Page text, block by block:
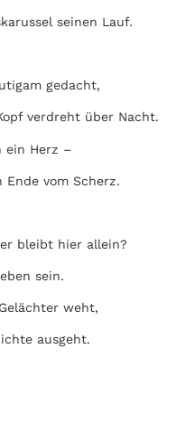
seinen Lauf.
gedacht,
verdreht über Nacht.
ein Herz –
vom Scherz.
bleibt hier allein?
sein.
weht,
ausgeht.